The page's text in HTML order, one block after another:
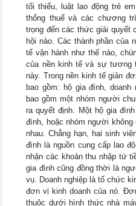
tối thiểu, luật lao động trẻ
thống thuế và các chương
trọng đến các thức giải quyết
hội nào. Các thành phần của
tế vận hành như thế nào,
của nền kinh tế và sự tương
này. Trong nền kinh tế giản
bao gồm: hộ gia đình,
bao gồm một nhóm người
ra quyết định. Một hộ gia
đình, hoặc nhóm người
nhau. Chẳng hạn, hai sinh
đình là nguồn cung cấp lao
nhận các khoản thu nhập từ
gia đình cũng đồng thời là
vụ. Doanh nghiệp là tổ chức
đơn vị kinh doanh của nó.
thuộc dưới hình thức nhà